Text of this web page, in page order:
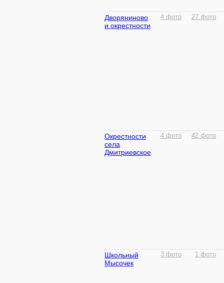
Дворяниново
и окрестности
4 фото 27 фото
Окрестности
села
Дмитриевское
4 фото 42 фото
Школьный
Мысочек
3 фото 1 фото